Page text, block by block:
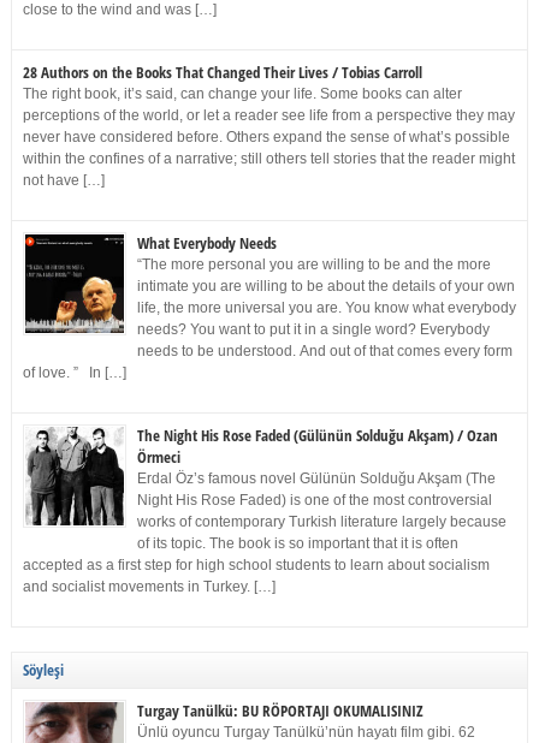
close to the wind and was […]
28 Authors on the Books That Changed Their Lives / Tobias Carroll
The right book, it’s said, can change your life. Some books can alter
perceptions of the world, or let a reader see life from a perspective they may
never have considered before. Others expand the sense of what’s possible
within the confines of a narrative; still others tell stories that the reader might
not have […]
What Everybody Needs
“The more personal you are willing to be and the more
intimate you are willing to be about the details of your own
life, the more universal you are. You know what everybody
needs? You want to put it in a single word? Everybody
needs to be understood. And out of that comes every form
of love. ” In […]
The Night His Rose Faded (Gülünün Solduğu Akşam) / Ozan
Örmeci
Erdal Öz’s famous novel Gülünün Solduğu Akşam (The
Night His Rose Faded) is one of the most controversial
works of contemporary Turkish literature largely because
of its topic. The book is so important that it is often
accepted as a first step for high school students to learn about socialism
and socialist movements in Turkey. […]
Söyleşi
Turgay Tanülkü: BU RÖPORTAJI OKUMALISINIZ
Ünlü oyuncu Turgay Tanülkü’nün hayatı film gibi. 62